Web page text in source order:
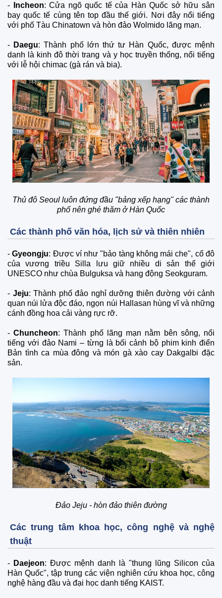
- Incheon: Cửa ngõ quốc tế của Hàn Quốc sở hữu sân
bay quốc tế cùng tên top đầu thế giới. Nơi đây nổi tiếng
với phố Tàu Chinatown và hòn đảo Wolmido lãng mạn.
- Daegu: Thành phố lớn thứ tư Hàn Quốc, được mệnh
danh là kinh đô thời trang và y học truyền thống, nổi tiếng
với lễ hội chimac (gà rán và bia).
Thủ đô Seoul luôn đứng đầu "bảng xếp hạng" các thành
phố nên ghé thăm ở Hàn Quốc
Các thành phố văn hóa, lịch sử và thiên nhiên
- Gyeongju: Được ví như "bảo tàng không mái che", cố đô
của vương triều Silla lưu giữ nhiều di sản thế giới
UNESCO như chùa Bulguksa và hang động Seokguram.
- Jeju: Thành phố đảo nghỉ dưỡng thiên đường với cảnh
quan núi lửa độc đáo, ngọn núi Hallasan hùng vĩ và những
cánh đồng hoa cải vàng rực rỡ.
- Chuncheon: Thành phố lãng mạn nằm bên sông, nổi
tiếng với đảo Nami – từng là bối cảnh bộ phim kinh điển
Bản tình ca mùa đông và món gà xào cay Dakgalbi đặc
sản.
Đảo Jeju - hòn đảo thiên đường
Các trung tâm khoa học, công nghệ và nghệ
thuật
- Daejeon: Được mệnh danh là "thung lũng Silicon của
Hàn Quốc", tập trung các viện nghiên cứu khoa học, công
nghệ hàng đầu và đại học danh tiếng KAIST.